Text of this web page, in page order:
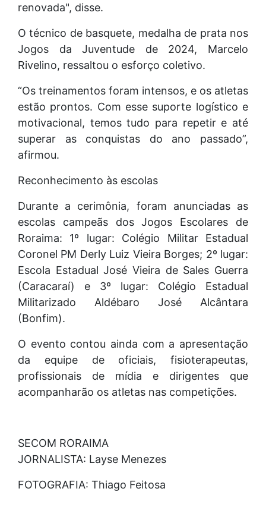
renovada", disse.
O técnico de basquete, medalha de prata nos
Jogos da Juventude de 2024, Marcelo
Rivelino, ressaltou o esforço coletivo.
“Os treinamentos foram intensos, e os atletas
estão prontos. Com esse suporte logístico e
motivacional, temos tudo para repetir e até
superar as conquistas do ano passado”,
afirmou.
Reconhecimento às escolas
Durante a cerimônia, foram anunciadas as
escolas campeãs dos Jogos Escolares de
Roraima: 1º lugar: Colégio Militar Estadual
Coronel PM Derly Luiz Vieira Borges; 2º lugar:
Escola Estadual José Vieira de Sales Guerra
(Caracaraí) e 3º lugar: Colégio Estadual
Militarizado Aldébaro José Alcântara
(Bonfim).
O evento contou ainda com a apresentação
da equipe de oficiais, fisioterapeutas,
profissionais de mídia e dirigentes que
acompanharão os atletas nas competições.
SECOM RORAIMA
JORNALISTA: Layse Menezes
FOTOGRAFIA: Thiago Feitosa